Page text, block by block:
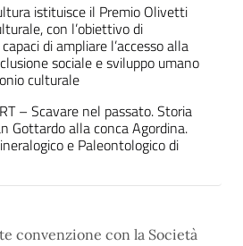
istituisce il Premio Olivetti
con l’obiettivo di
di ampliare l’accesso alla
sociale e sviluppo umano
culturale
– Scavare nel passato. Storia
Gottardo alla conca Agordina.
e Paleontologico di
convenzione con la Società